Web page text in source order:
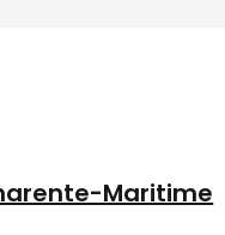
Maritime